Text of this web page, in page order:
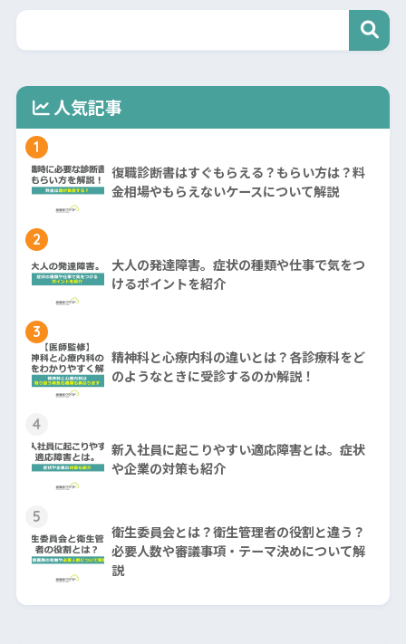
人気記事
1
復職診断書はすぐもらえる？もらい方は？料
金相場やもらえないケースについて解説
2
大人の発達障害。症状の種類や仕事で気をつ
けるポイントを紹介
3
精神科と心療内科の違いとは？各診療科をど
のようなときに受診するのか解説！
4
新入社員に起こりやすい適応障害とは。症状
や企業の対策も紹介
5
衛生委員会とは？衛生管理者の役割と違う？
必要人数や審議事項・テーマ決めについて解
説